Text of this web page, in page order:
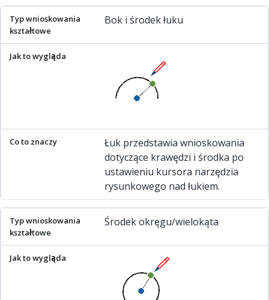
Bok i środek łuku
Łuk przedstawia wnioskowania
dotyczące krawędzi i środka po
ustawieniu kursora narzędzia
rysunkowego nad łukiem.
Środek okręgu/wielokąta